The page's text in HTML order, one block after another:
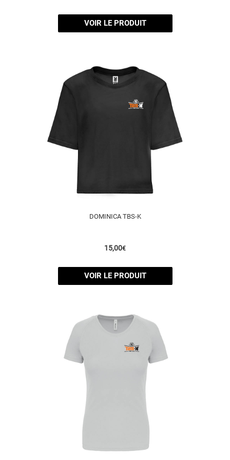
VOIR LE PRODUIT
DOMINICA TBS-K
15,00€
VOIR LE PRODUIT